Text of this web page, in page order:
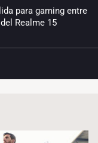
para gaming entre
Realme 15